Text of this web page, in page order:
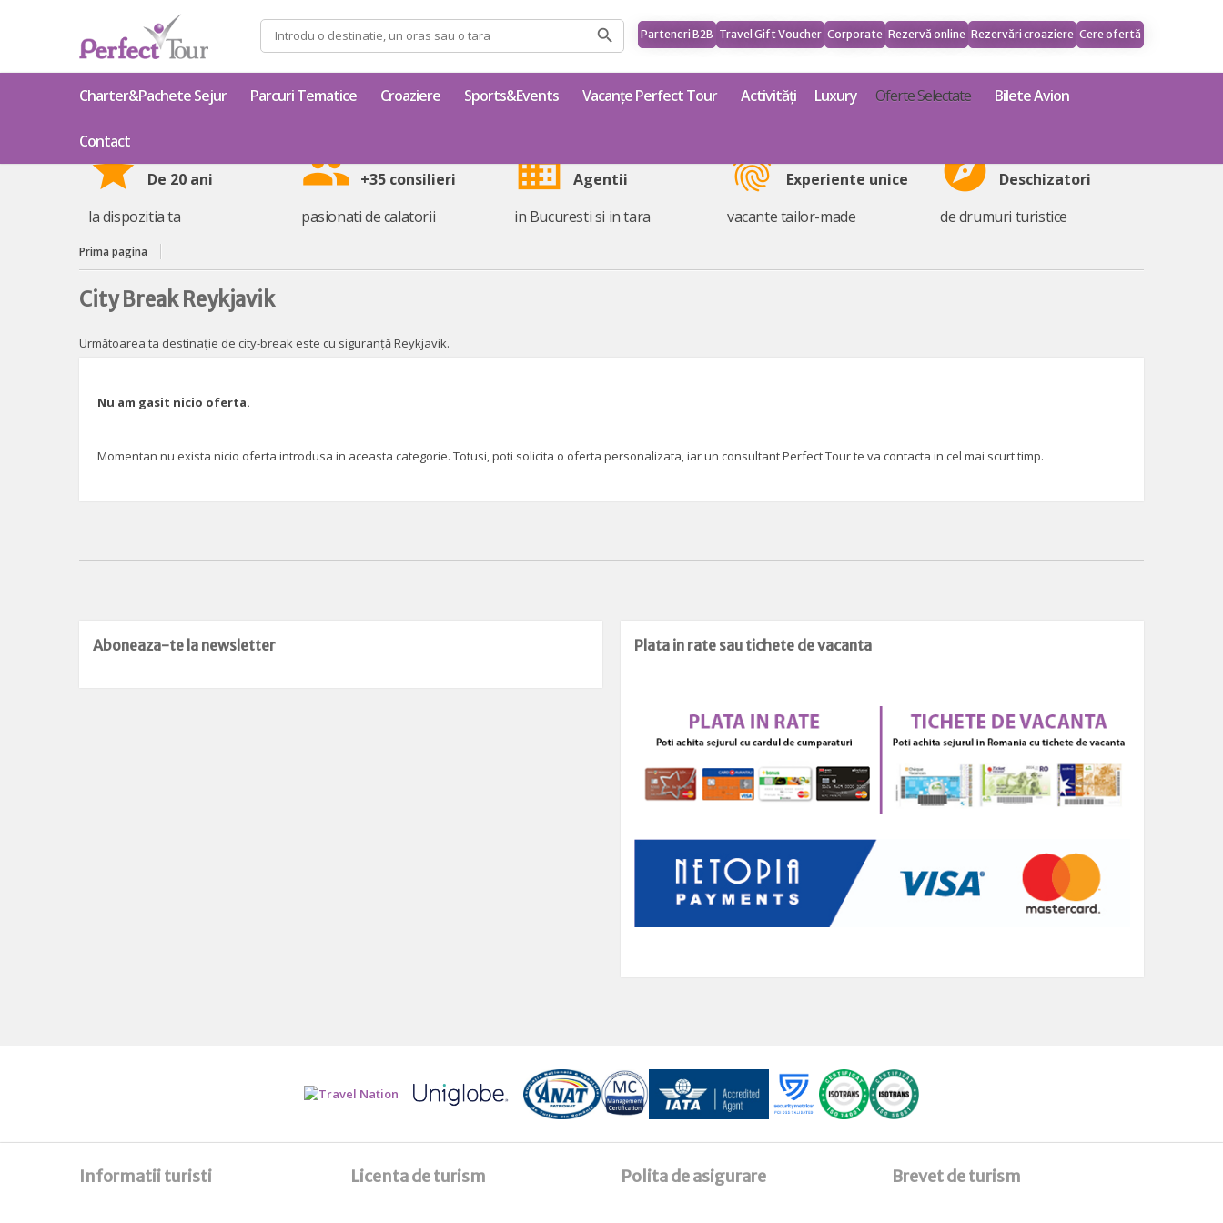
Parteneri B2B Travel Gift Voucher Corporate Rezervă online Rezervări croaziere Cere ofertă
Caută
după:
Charter&Pachete Sejur Parcuri Tematice Croaziere Sports&Events Vacanțe Perfect Tour Activități Luxury Oferte Selectate Bilete Avion
Contact
star De 20 ani
la dispozitia ta
group +35 consilieri
pasionati de calatorii
business Agentii
in Bucuresti si in tara
fingerprint Experiente unice
vacante tailor-made
explore Deschizatori
de drumuri turistice
Prima pagina
City Break Reykjavik
Următoarea ta destinație de city-break este cu siguranță Reykjavik.
Nu am gasit nicio oferta.
Momentan nu exista nicio oferta introdusa in aceasta categorie. Totusi, poti solicita o oferta personalizata, iar un consultant Perfect Tour te va contacta in cel mai scurt timp.
Aboneaza-te la newsletter Plata in rate sau tichete de vacanta
Informatii turisti Licenta de turism Polita de asigurare Brevet de turism